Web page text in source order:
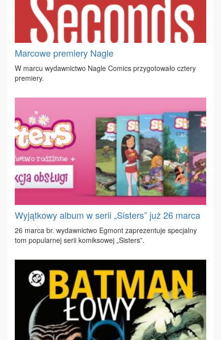
Marcowe premiery Nagle
W mar­cu wy­daw­nic­two Na­gle Co­mics przy­go­to­wa­ło czte­ry
pre­mie­ry.
Wyjątkowy album w serii „Sisters” już 26 marca
26 mar­ca br. wy­daw­nic­two Eg­mont za­pre­zen­tu­je spe­cjal­ny
tom po­pu­lar­nej se­rii ko­mik­so­wej „Si­sters”.